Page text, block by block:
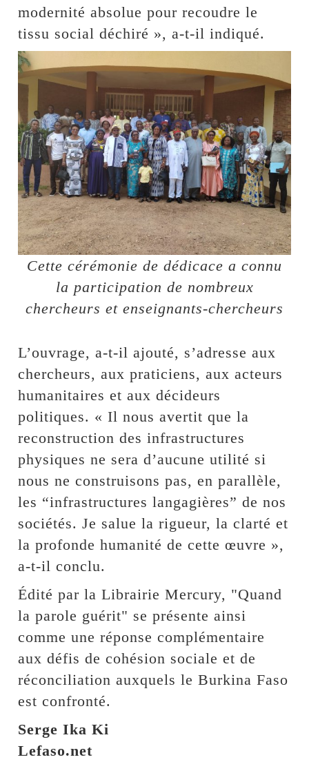
modernité absolue pour recoudre le
tissu social déchiré », a-t-il indiqué.
Cette cérémonie de dédicace a connu
la participation de nombreux
chercheurs et enseignants-chercheurs
L’ouvrage, a-t-il ajouté, s’adresse aux
chercheurs, aux praticiens, aux acteurs
humanitaires et aux décideurs
politiques. « Il nous avertit que la
reconstruction des infrastructures
physiques ne sera d’aucune utilité si
nous ne construisons pas, en parallèle,
les “infrastructures langagières” de nos
sociétés. Je salue la rigueur, la clarté et
la profonde humanité de cette œuvre »,
a-t-il conclu.
Édité par la Librairie Mercury, "Quand
la parole guérit" se présente ainsi
comme une réponse complémentaire
aux défis de cohésion sociale et de
réconciliation auxquels le Burkina Faso
est confronté.
Serge Ika Ki
Lefaso.net